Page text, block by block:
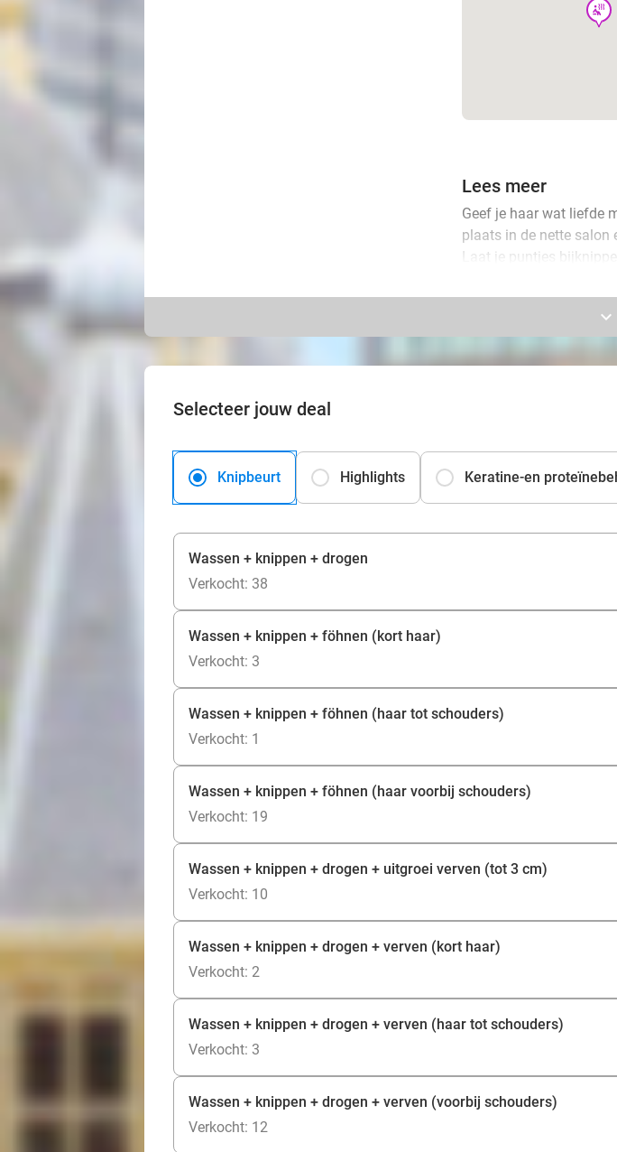
wellness
Lees meer
Geef je haar wat liefde
plaats in de nette salon
Laat je puntjes
Je kunt er ook voor
met glanzende en
keratine- en
een
keyboard_arrow_down
Selecteer jouw deal
Knipbeurt Highlights Keratine-en
Wassen + knippen + drogen
Verkocht: 38
Wassen + knippen + föhnen (kort haar)
Verkocht: 3
Wassen + knippen + föhnen (haar tot schouders)
Verkocht: 1
Wassen + knippen + föhnen (haar voorbij schouders)
Verkocht: 19
Wassen + knippen + drogen + uitgroei verven (tot 3 cm)
Verkocht: 10
Wassen + knippen + drogen + verven (kort haar)
Verkocht: 2
Wassen + knippen + drogen + verven (haar tot schouders)
Verkocht: 3
Wassen + knippen + drogen + verven (voorbij schouders)
Verkocht: 12